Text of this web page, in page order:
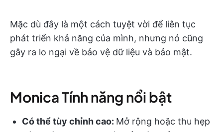
Mặc dù đây là một cách tuyệt vời để liên tục
phát triển khả năng của mình, nhưng nó cũng
gây ra lo ngại về bảo vệ dữ liệu và bảo mật.
Monica Tính năng nổi bật
Có thể tùy chỉnh cao: Mở rộng hoặc thu hẹp